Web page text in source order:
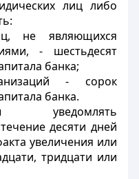
лиц либо
не являющихся
- шестьдесят
банка;
- сорок
банка.
уведомлять
десяти дней
увеличения или
тридцати или